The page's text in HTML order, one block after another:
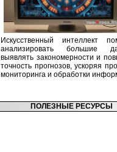
Искусственный интеллект
анализировать большие
выявлять закономерности и
точность прогнозов, ускоряя
мониторинга и обработки
ПОЛЕЗНЫЕ РЕСУРСЫ